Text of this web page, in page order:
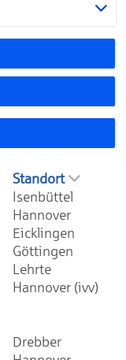
Standort
Isenbüttel
Hannover
Eicklingen
Göttingen
Lehrte
Hannover (ivv)
Drebber